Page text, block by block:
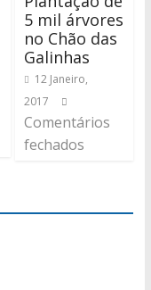
5 mil árvores
no Chão das
Galinhas
12 Janeiro,
2017
Comentários
fechados